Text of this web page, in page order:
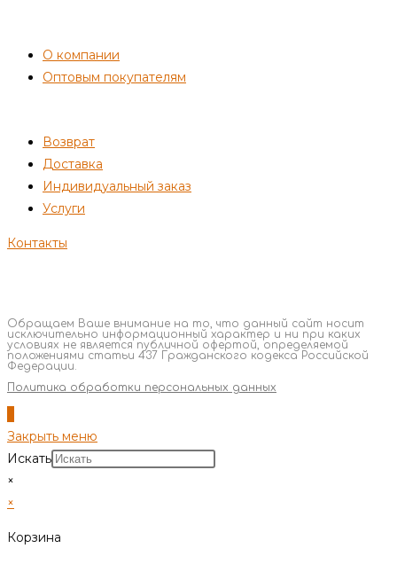
О компании
Оптовым покупателям
Возврат
Доставка
Индивидуальный заказ
Услуги
Контакты
Обращаем Ваше внимание на то, что данный сайт носит
исключительно информационный характер и ни при каких
условиях не является публичной офертой, определяемой
положениями статьи 437 Гражданского кодекса Российской
Федерации.
Политика обработки персональных данных
Закрыть меню
Искать
×
×
Корзина